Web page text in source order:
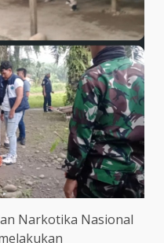
Narkotika Nasional